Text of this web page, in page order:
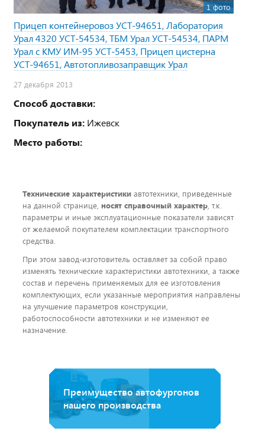
1 фото
Прицеп контейнеровоз УСТ-94651, Лаборатория
Урал 4320 УСТ-54534, ТБМ Урал УСТ-54534, ПАРМ
Урал с КМУ ИМ-95 УСТ-5453, Прицеп цистерна
УСТ-94651, Автотопливозаправщик Урал
27 декабря 2013
Способ доставки:
Покупатель из: Ижевск
Место работы:
Технические характеристики автотехники, приведенные
на данной странице, носят справочный характер, т.к.
параметры и иные эксплуатационные показатели зависят
от желаемой покупателем комплектации транспортного
средства.
При этом завод-изготовитель оставляет за собой право
изменять технические характеристики автотехники, а также
состав и перечень применяемых для ее изготовления
комплектующих, если указанные мероприятия направлены
на улучшение параметров конструкции,
работоспособности автотехники и не изменяют ее
назначение.
Преимущество автофургонов
нашего производства